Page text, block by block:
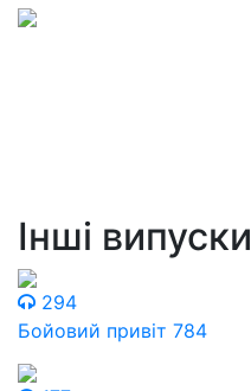
Інші випуски
294
Бойовий привіт 784